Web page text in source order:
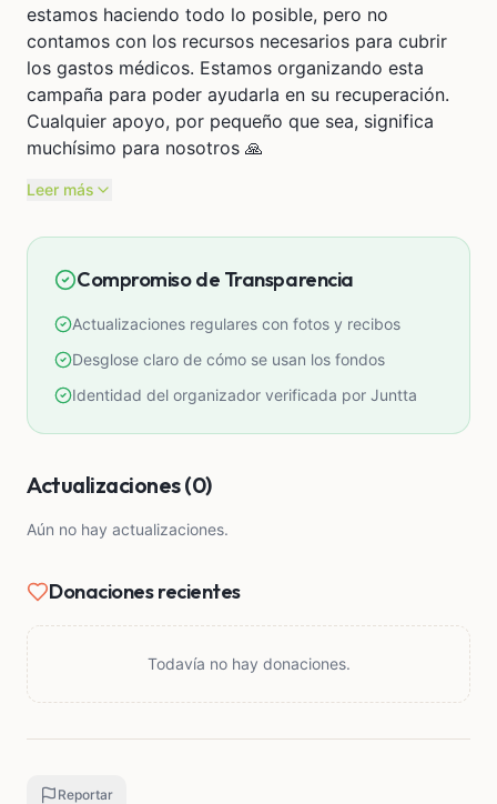
estamos haciendo todo lo posible, pero no
contamos con los recursos necesarios para cubrir
los gastos médicos. Estamos organizando esta
campaña para poder ayudarla en su recuperación.
Cualquier apoyo, por pequeño que sea, significa
muchísimo para nosotros 🙏
Leer más
Compromiso de Transparencia
Actualizaciones regulares con fotos y recibos
Desglose claro de cómo se usan los fondos
Identidad del organizador verificada por Juntta
Actualizaciones (0)
Aún no hay actualizaciones.
Donaciones recientes
Todavía no hay donaciones.
Reportar